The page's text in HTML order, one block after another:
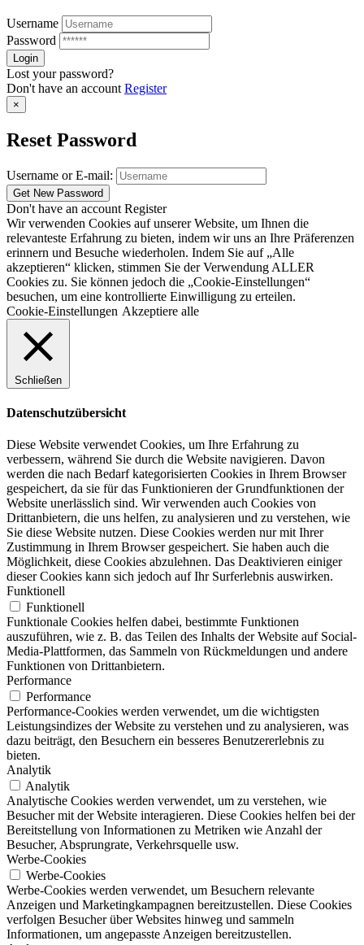
Username
Password
Lost your password?
Don't have an account Register
×
Reset Password
Username or E-mail:
Don't have an account Register
Wir verwenden Cookies auf unserer Website, um Ihnen die
relevanteste Erfahrung zu bieten, indem wir uns an Ihre Präferenzen
erinnern und Besuche wiederholen. Indem Sie auf „Alle
akzeptieren“ klicken, stimmen Sie der Verwendung ALLER
Cookies zu. Sie können jedoch die „Cookie-Einstellungen“
besuchen, um eine kontrollierte Einwilligung zu erteilen.
Cookie-Einstellungen Akzeptiere alle
Schließen
Datenschutzübersicht
Diese Website verwendet Cookies, um Ihre Erfahrung zu
verbessern, während Sie durch die Website navigieren. Davon
werden die nach Bedarf kategorisierten Cookies in Ihrem Browser
gespeichert, da sie für das Funktionieren der Grundfunktionen der
Website unerlässlich sind. Wir verwenden auch Cookies von
Drittanbietern, die uns helfen, zu analysieren und zu verstehen, wie
Sie diese Website nutzen. Diese Cookies werden nur mit Ihrer
Zustimmung in Ihrem Browser gespeichert. Sie haben auch die
Möglichkeit, diese Cookies abzulehnen. Das Deaktivieren einiger
dieser Cookies kann sich jedoch auf Ihr Surferlebnis auswirken.
Funktionell
Funktionell
Funktionale Cookies helfen dabei, bestimmte Funktionen
auszuführen, wie z. B. das Teilen des Inhalts der Website auf Social-
Media-Plattformen, das Sammeln von Rückmeldungen und andere
Funktionen von Drittanbietern.
Performance
Performance
Performance-Cookies werden verwendet, um die wichtigsten
Leistungsindizes der Website zu verstehen und zu analysieren, was
dazu beiträgt, den Besuchern ein besseres Benutzererlebnis zu
bieten.
Analytik
Analytik
Analytische Cookies werden verwendet, um zu verstehen, wie
Besucher mit der Website interagieren. Diese Cookies helfen bei der
Bereitstellung von Informationen zu Metriken wie Anzahl der
Besucher, Absprungrate, Verkehrsquelle usw.
Werbe-Cookies
Werbe-Cookies
Werbe-Cookies werden verwendet, um Besuchern relevante
Anzeigen und Marketingkampagnen bereitzustellen. Diese Cookies
verfolgen Besucher über Websites hinweg und sammeln
Informationen, um angepasste Anzeigen bereitzustellen.